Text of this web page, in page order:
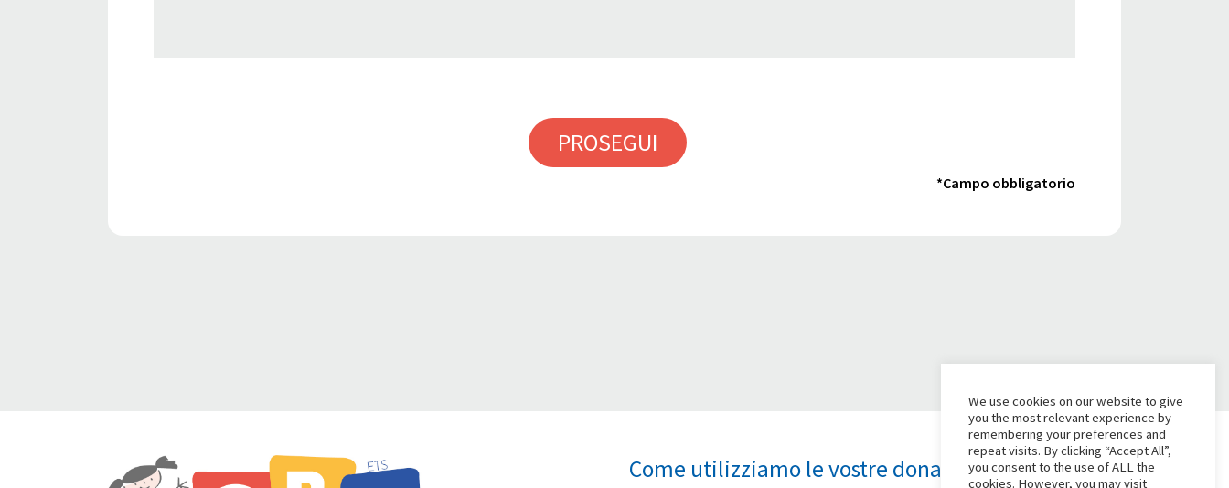
PROSEGUI
*Campo obbligatorio
Come utilizziamo le vostre donazioni
We use cookies on our website to give
you the most relevant experience by
remembering your preferences and
repeat visits. By clicking “Accept All”,
you consent to the use of ALL the
cookies. However, you may visit